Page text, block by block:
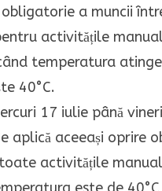
a muncii
activitățile
temperatura
40°C.
17 iulie până
aplică aceeași oprire
activitățile